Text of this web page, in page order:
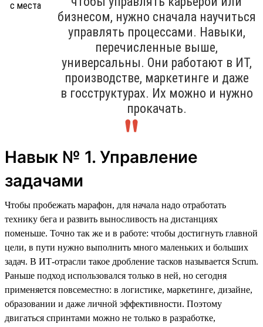
бизнесом, нужно сначала научиться
управлять процессами. Навыки,
перечисленные выше,
универсальны. Они работают в ИТ,
производстве, маркетинге и даже
в госструктурах. Их можно и нужно
прокачать.
Навык № 1. Управление
задачами
Чтобы пробежать марафон, для начала надо отработать
технику бега и развить выносливость на дистанциях
поменьше. Точно так же и в работе: чтобы достигнуть главной
цели, в пути нужно выполнить много маленьких и больших
задач. В ИТ-отрасли такое дробление тасков называется Scrum.
Раньше подход использовался только в ней, но сегодня
применяется повсеместно: в логистике, маркетинге, дизайне,
образовании и даже личной эффективности. Поэтому
двигаться спринтами можно не только в разработке,